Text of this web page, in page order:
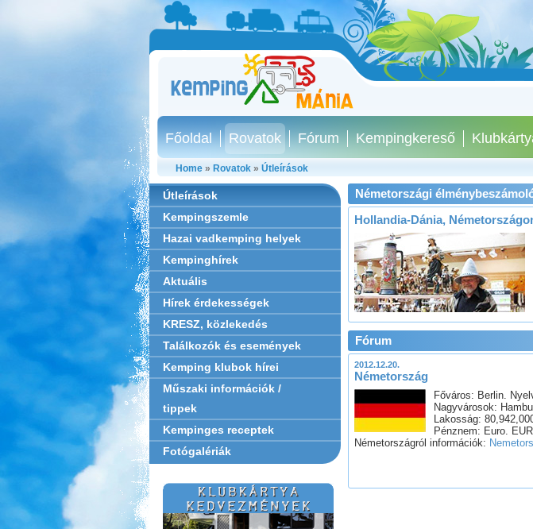
Főoldal Rovatok Fórum Kempingkereső
Home» Rovatok» Útleírások
Útleírások
Kempingszemle
Hazai vadkemping helyek
Kempinghírek
Aktuális
Hírek érdekességek
KRESZ, közlekedés
Találkozók és események
Kemping klubok hírei
Műszaki információk /
tippek
Kempinges receptek
Fotógalériák
Németországi
Hollandia-Dánia,
Fórum
2012.12.20.
Németország
Főváros: Berlin.
Nagyvárosok:
Lakosság:
Pénznem: Euro. EUR
Németországról információk: